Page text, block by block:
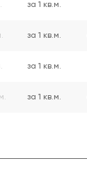
за 1 кв.м.
за 1 кв.м.
за 1 кв.м.
за 1 кв.м.